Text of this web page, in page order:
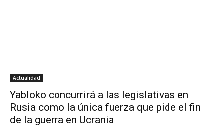
Actualidad
Yabloko concurrirá a las legislativas en
Rusia como la única fuerza que pide el fin
de la guerra en Ucrania